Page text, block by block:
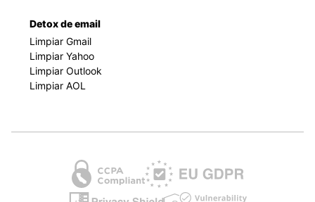
Detox de email
Limpiar Gmail
Limpiar Yahoo
Limpiar Outlook
Limpiar AOL